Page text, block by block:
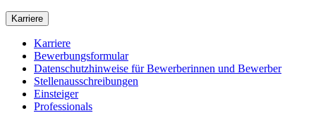
Karriere
Karriere
Bewerbungsformular
Datenschutzhinweise für Bewerberinnen und Bewerber
Stellenausschreibungen
Einsteiger
Professionals